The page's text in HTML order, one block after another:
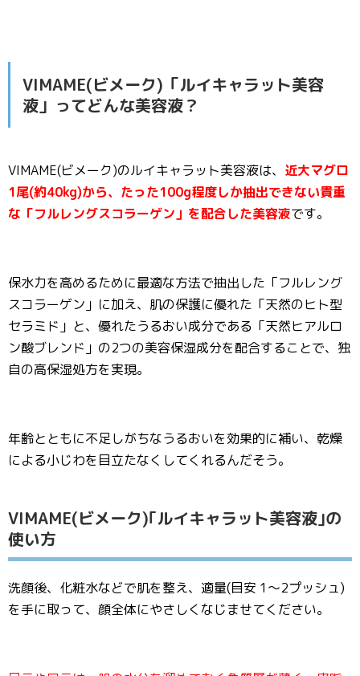
VIMAME(ビメーク)「ルイキャラット美容
液」ってどんな美容液？
VIMAME(ビメーク)のルイキャラット美容液は、 近大マグロ
1尾(約40kg)から、たった100g程度しか抽出できない貴重
な「フルレングスコラーゲン」を配合した美容液です。
保水力を高めるために最適な方法で抽出した「フルレング
スコラーゲン」に加え、肌の保護に優れた「天然のヒト型
セラミド」と、優れたうるおい成分である「天然ヒアルロ
ン酸ブレンド」の2つの美容保湿成分を配合することで、独
自の高保湿処方を実現。
年齢とともに不足しがちなうるおいを効果的に補い、乾燥
による小じわを目立たなくしてくれるんだそう。
VIMAME(ビメーク)｢ルイキャラット美容液｣の
使い方
洗顔後、化粧水などで肌を整え、適量(目安 1〜2プッシュ)
を手に取って、顔全体にやさしくなじませてください。